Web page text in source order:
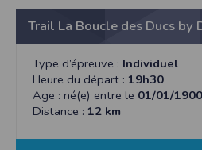
Trail La Boucle des Ducs by
Type d’épreuve : Individuel
Heure du départ : 19h30
Age : né(e) entre le 01/01/1900
Distance : 12 km